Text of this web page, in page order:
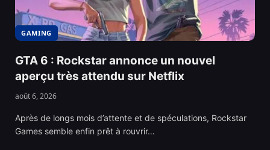
GAMING
GTA 6 : Rockstar annonce un nouvel
aperçu très attendu sur Netflix
août 6, 2026
Après de longs mois d’attente et de spéculations, Rockstar
Games semble enfin prêt à rouvrir…